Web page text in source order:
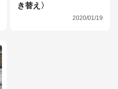
き替え〉
2020/01/19